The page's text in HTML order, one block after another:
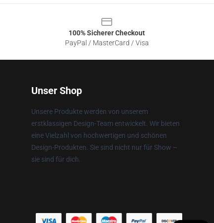
100% Sicherer Checkout
PayPal / MasterCard / Visa
Unser Shop
Unsere Produkte werden von unserem
erstklassigen Design-Team entwickelt. Wir bieten
eine Vielzahl von hochwertigen und schönen
Design-Produkten. Sie sind nicht nur für Show –
sie sind für dich.